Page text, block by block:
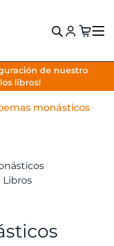
de nuestro
libros!
VOLVER
monásticos